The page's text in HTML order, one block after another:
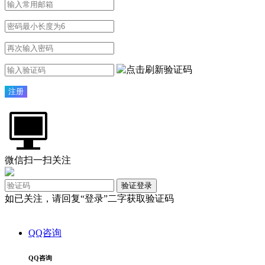
微信扫一扫关注
验证登录
如已关注，请回复“登录”二字获取验证码
QQ咨询
QQ咨询